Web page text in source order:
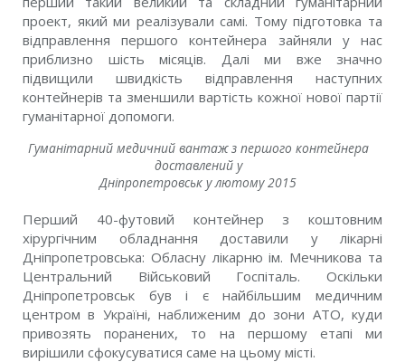
проект, який ми реалізували самі. Тому підготовка та
відправлення першого контейнера зайняли у нас
приблизно шість місяців. Далі ми вже значно
підвищили швидкість відправлення наступних
контейнерів та зменшили вартість кожної нової партії
гуманітарної допомоги.
Гуманітарний медичний вантаж з першого контейнера
доставлений у
Дніпропетровськ у лютому 2015
Перший 40-футовий контейнер з коштовним
хірургічним обладнання доставили у лікарні
Дніпропетровська: Обласну лікарню ім. Мечникова та
Центральний Військовий Госпіталь. Оскільки
Дніпропетровськ був і є найбільшим медичним
центром в Україні, наближеним до зони АТО, куди
привозять поранених, то на першому етапі ми
вирішили сфокусуватися саме на цьому місті.